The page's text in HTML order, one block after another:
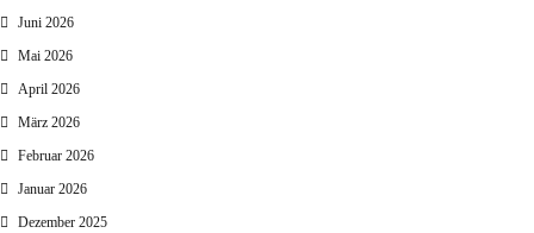
Juni 2026
Mai 2026
April 2026
März 2026
Februar 2026
Januar 2026
Dezember 2025